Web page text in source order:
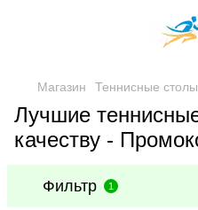
Магазин Теннисные столы
Лучшие
качеству -
Фильтр 1